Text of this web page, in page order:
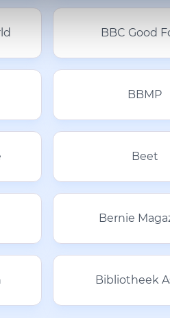
BBC Good
BBMP
Beet
Bernie
Bibliotheek